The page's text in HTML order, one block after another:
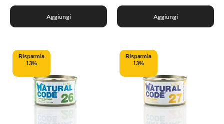
Aggiungi Aggiungi
Risparmia
13%
Risparmia
13%